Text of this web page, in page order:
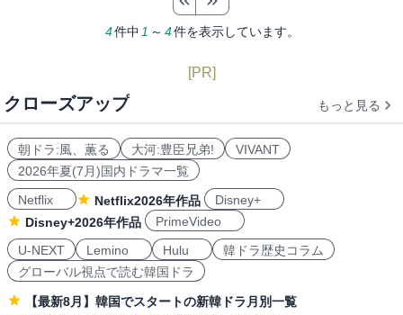
4件中 1 ～ 4件を表示しています。
[PR]
クローズアップ もっと見る
朝ドラ:風、薫る 大河:豊臣兄弟!
VIVANT
2026年夏(7月)国内ドラマ一覧
Netflix
Netflix2026年作品
Disney+
Disney+2026年作品
PrimeVideo
U-NEXT
Lemino Hulu
韓ドラ歴史コラム
グローバル視点で読む韓国ドラ
【最新8月】韓国でスタートの新韓ドラ月別一覧